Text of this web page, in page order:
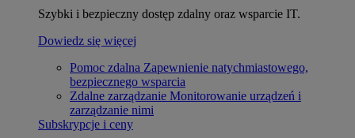
Szybki i bezpieczny dostęp zdalny oraz wsparcie IT.
Dowiedz się więcej
Pomoc zdalna Zapewnienie natychmiastowego,
bezpiecznego wsparcia
Zdalne zarządzanie Monitorowanie urządzeń i
zarządzanie nimi
Subskrypcje i ceny